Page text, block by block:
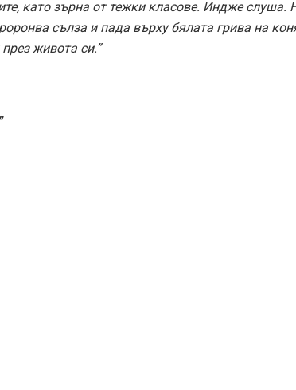
като зърна от тежки класове. Индже слуша.
сълза и пада върху бялата грива на
живота си.”